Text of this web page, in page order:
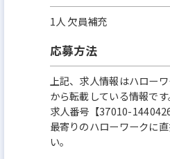
1人 欠員補充
応募方法
上記、求人情報はハロー
から転載している情報です
求人番号【37010-
最寄りのハローワークに
い。